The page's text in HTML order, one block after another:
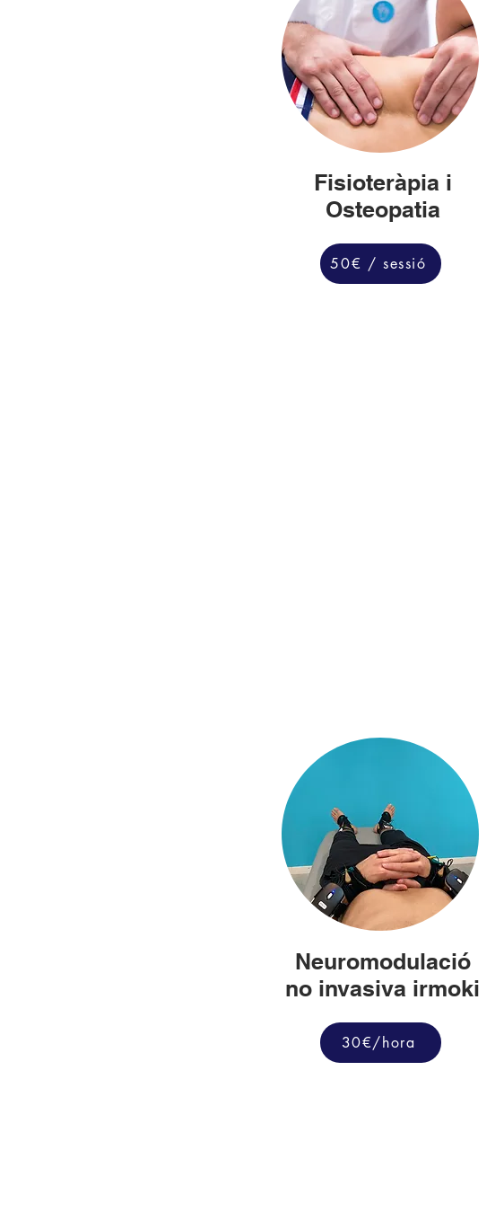
Fisioteràpia i
Osteopatia
50€ / sessió
Neuromodulació
no invasiva irmoki
30€/hora